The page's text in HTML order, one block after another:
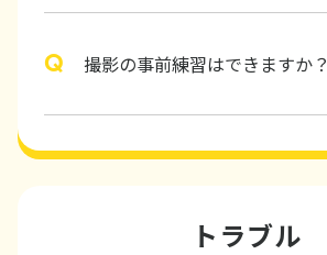
撮影の事前練習はできますか？
トラブル